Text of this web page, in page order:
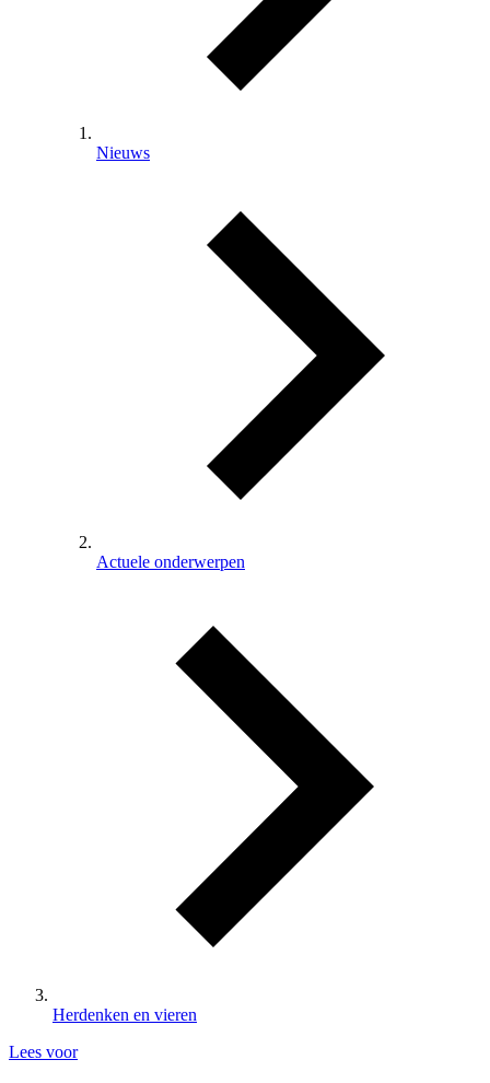
Nieuws
Actuele onderwerpen
Herdenken en vieren
Lees voor